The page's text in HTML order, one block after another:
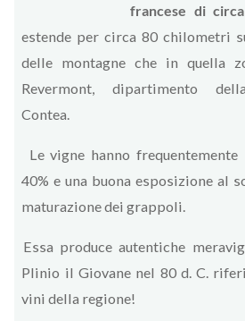
francese di
estende per circa 80 chilometri
delle montagne che in quella
Revermont, dipartimento
Contea.
Le vigne hanno
40% e una buona esposizione al
maturazione dei grappoli.
Essa produce autentiche
Plinio il Giovane nel 80 d. C.
vini della regione!